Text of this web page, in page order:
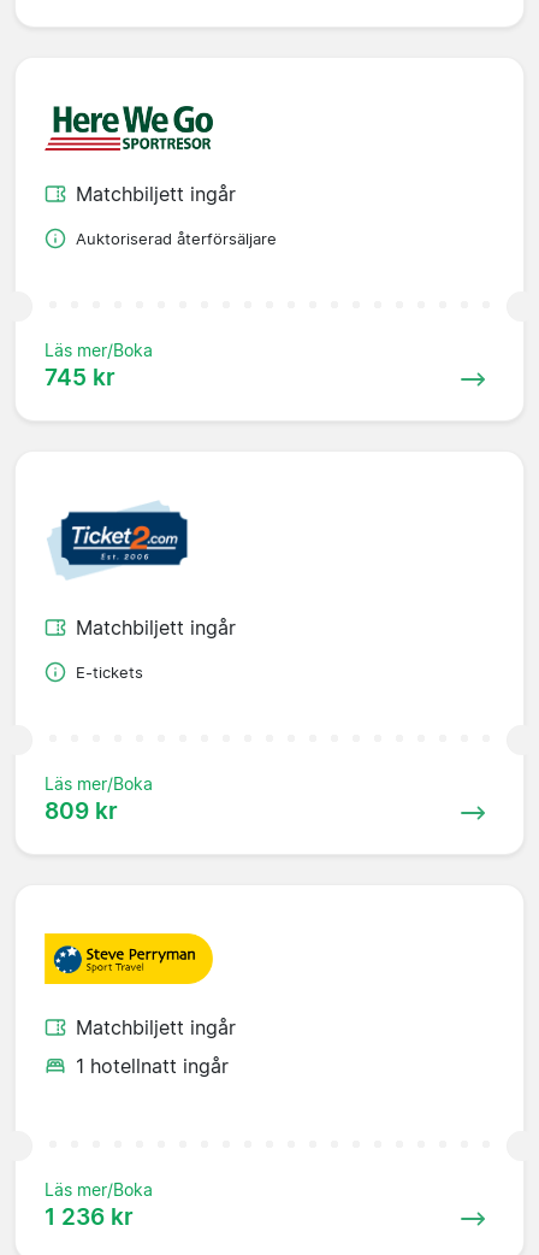
Matchbiljett ingår
Auktoriserad återförsäljare
Läs mer/Boka
745 kr
Matchbiljett ingår
E-tickets
Läs mer/Boka
809 kr
Matchbiljett ingår
1 hotellnatt ingår
Läs mer/Boka
1 236 kr